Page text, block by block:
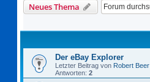
Neues Thema
Der eBay Explorer
Letzter Beitrag von Robert Beer
Antworten: 2